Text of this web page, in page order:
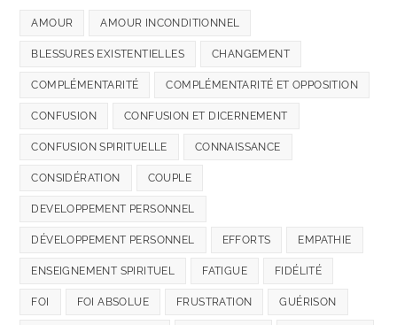
AMOUR AMOUR INCONDITIONNEL
BLESSURES EXISTENTIELLES CHANGEMENT
COMPLÉMENTARITÉ COMPLÉMENTARITÉ ET OPPOSITION
CONFUSION CONFUSION ET DICERNEMENT
CONFUSION SPIRITUELLE CONNAISSANCE
CONSIDÉRATION COUPLE
DEVELOPPEMENT PERSONNEL
DÉVELOPPEMENT PERSONNEL EFFORTS EMPATHIE
ENSEIGNEMENT SPIRITUEL FATIGUE FIDÉLITÉ
FOI FOI ABSOLUE FRUSTRATION GUÉRISON